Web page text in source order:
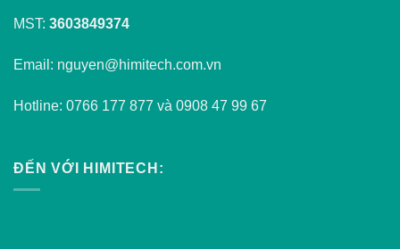
MST: 3603849374
Email: nguyen@himitech.com.vn
Hotline: 0766 177 877 và 0908 47 99 67
ĐẾN VỚI HIMITECH: